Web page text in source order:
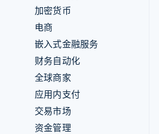
加密货币
电商
嵌入式金融服务
财务自动化
全球商家
应用内支付
交易市场
资金管理